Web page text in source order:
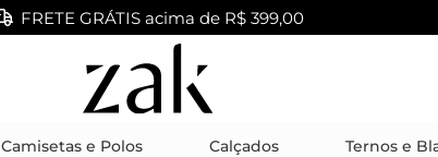
FRETE GRÁTIS acima de R$ 399,00
Camisetas e Polos Calçados Ternos e